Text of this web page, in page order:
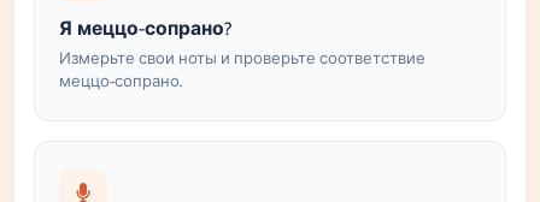
Я меццо-сопрано?
Измерьте свои ноты и проверьте соответствие
меццо-сопрано.